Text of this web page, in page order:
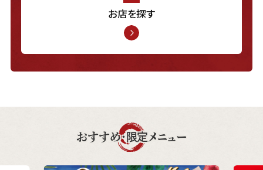
お店を探す
おすすめ・限定メニュー